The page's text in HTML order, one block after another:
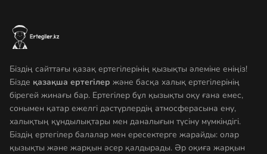
Біздің сайттағы қазақ ертегілерінің қызықты әлеміне еніңіз!
Бізде қазақша ертегілер және басқа халық ертегілерінің
бірегей жинағы бар. Ертегілер бұл қызықты оқу ғана емес,
сонымен қатар ежелгі дәстүрлердің атмосферасына ену,
халықтың құндылықтары мен даналығын түсіну мүмкіндігі.
Біздің ертегілер балалар мен ересектерге жарайды: олар
қызықты және жарқын әсер қалдырады. Әр оқиға жарқын